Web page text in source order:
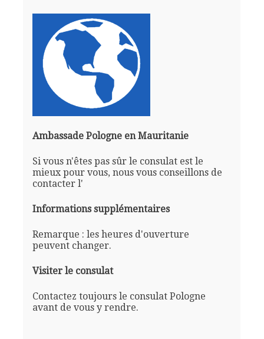
Ambassade Pologne en Mauritanie
Si vous n'êtes pas sûr le consulat est le
mieux pour vous, nous vous conseillons de
contacter l'
Informations supplémentaires
Remarque : les heures d'ouverture
peuvent changer.
Visiter le consulat
Contactez toujours le consulat Pologne
avant de vous y rendre.